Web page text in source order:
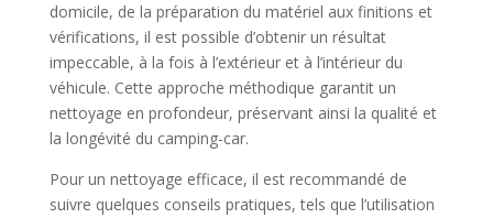
domicile, de la préparation du matériel aux finitions et
vérifications, il est possible d’obtenir un résultat
impeccable, à la fois à l’extérieur et à l’intérieur du
véhicule. Cette approche méthodique garantit un
nettoyage en profondeur, préservant ainsi la qualité et
la longévité du camping-car.
Pour un nettoyage efficace, il est recommandé de
suivre quelques conseils pratiques, tels que l’utilisation